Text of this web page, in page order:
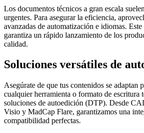
Los documentos técnicos a gran escala
urgentes. Para asegurar la eficiencia,
avanzadas de automatización e idiomas.
garantiza un rápido lanzamiento de los
calidad.
Soluciones versátiles de
Asegúrate de que tus contenidos se adaptan
cualquier herramienta o formato de escritura
soluciones de autoedición (DTP). Desde
Visio y MadCap Flare, garantizamos una
compatibilidad perfectas.